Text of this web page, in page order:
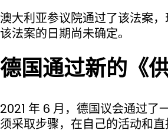
澳大利亚参议院通过了该法案
该法案的日期尚未确定。
德国通过新的《
2021 年 6 月，德国议会通过了
须采取步骤，在自己的活动和